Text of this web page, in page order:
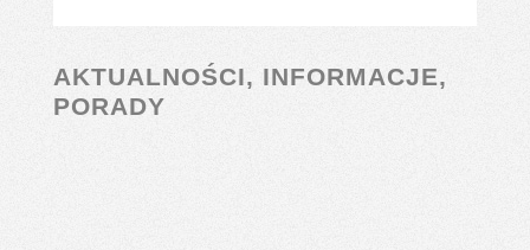
AKTUALNOŚCI, INFORMACJE,
PORADY